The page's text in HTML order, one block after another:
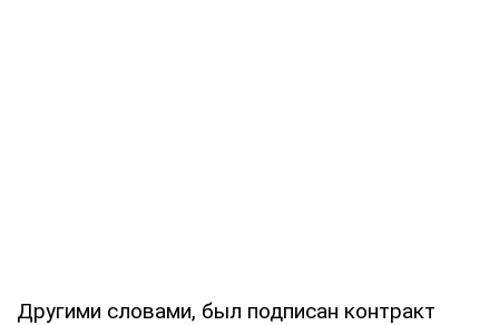
Другими словами, был подписан контракт